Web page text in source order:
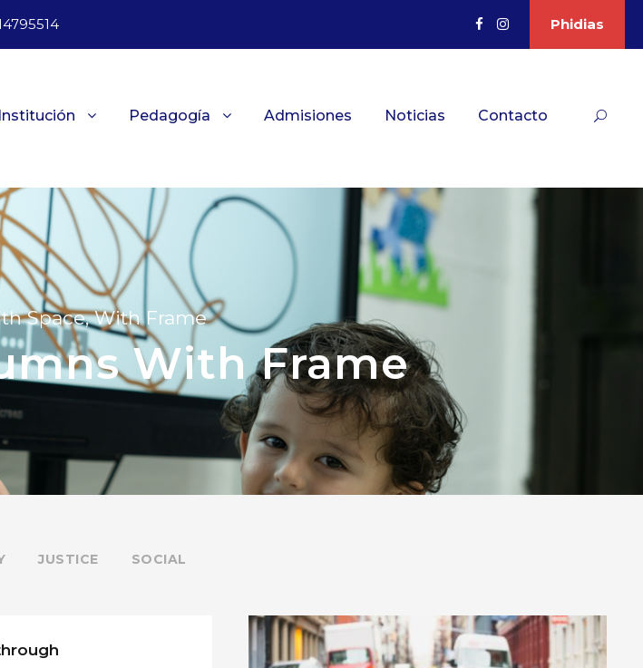
Phidias
Institución Pedagogía Admisiones Noticias Contacto
Space, With Frame
With Frame
JUSTICE SOCIAL